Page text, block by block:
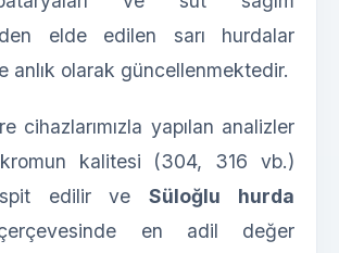
elde edilen sarı hurdalar
anlık olarak güncellenmektedir.
cihazlarımızla yapılan analizler
kalitesi (304, 316 vb.)
edilir veSüloğlu hurda
en adil değer